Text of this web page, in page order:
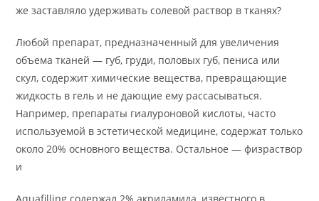
же заставляло удерживать солевой раствор в тканях?
Любой препарат, предназначенный для увеличения
объема тканей — губ, груди, половых губ, пениса или
скул, содержит химические вещества, превращающие
жидкость в гель и не дающие ему рассасываться.
Например, препараты гиалуроновой кислоты, часто
используемой в эстетической медицине, содержат только
около 20% основного вещества. Остальное — физраствор
и